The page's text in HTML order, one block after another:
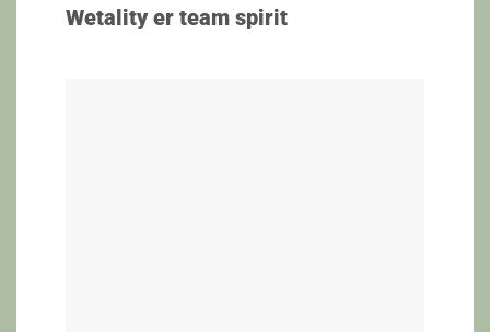
Wetality er team spirit